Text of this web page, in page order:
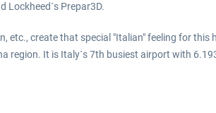
Prepar3D.
create that special "Italian" feeling for this
region. It is Italy´s 7th busiest airport with